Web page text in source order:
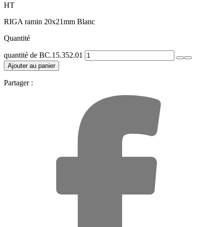
HT
RIGA ramin 20x21mm Blanc
Quantité
quantité de BC.15.352.01
Ajouter au panier
Partager :